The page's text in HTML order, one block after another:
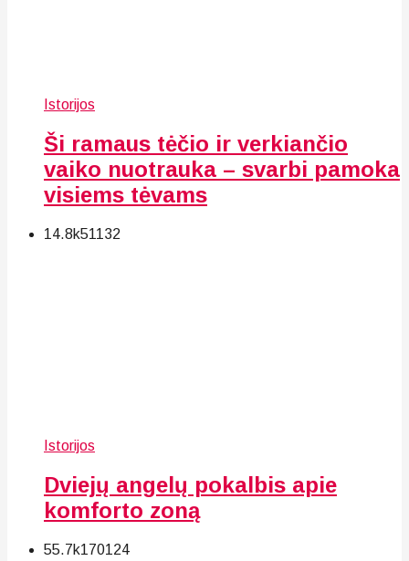
Istorijos
Ši ramaus tėčio ir verkiančio
vaiko nuotrauka – svarbi pamoka
visiems tėvams
14.8k51 132
Istorijos
Dviejų angelų pokalbis apie
komforto zoną
55.7k170124